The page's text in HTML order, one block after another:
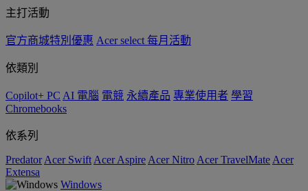
主打活動
官方商城特別優惠 Acer select 每月活動
依類別
Copilot+ PC AI 電腦 電競 永續產品 專業使用者 學習
Chromebooks
依系列
Predator Acer Swift Acer Aspire Acer Nitro Acer TravelMate Acer
Extensa
Windows